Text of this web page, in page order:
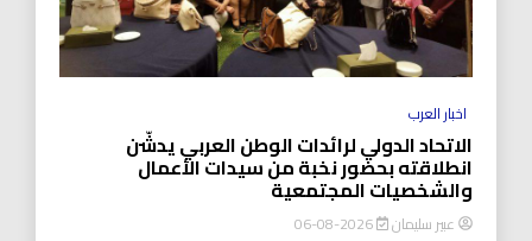
اخبار العرب
الاتحاد الدولي لرائدات الوطن العربي يدشّن
انطلاقته بحضور نخبة من سيدات الأعمال
والشخصيات المجتمعية
عبير سليمان 2026-08-06